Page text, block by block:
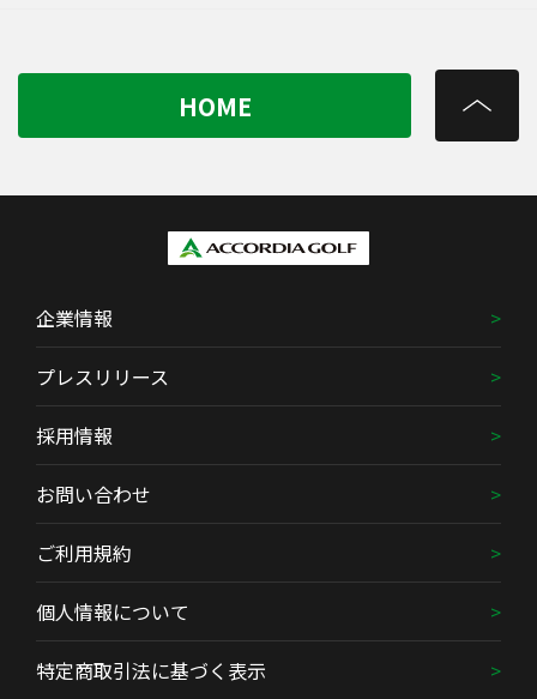
HOME
企業情報
プレスリリース
採用情報
お問い合わせ
ご利用規約
個人情報について
特定商取引法に基づく表示